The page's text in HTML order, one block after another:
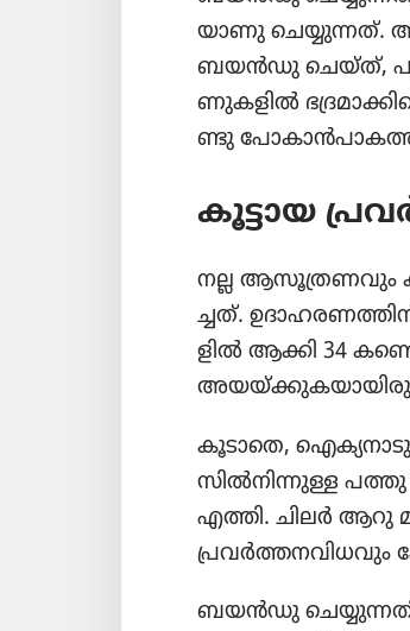
യാ​ണു ചെയ്യു​ന്നത്‌.
ബയൻഡു ചെയ്‌ത്‌,
ണു​ക​ളിൽ
ണ്ടു
കൂട്ടായ
നല്ല ആസൂ​ത്ര​ണ​വും
ച്ചത്‌.
ളിൽ ആക്കി 34
കൂടാതെ,
സിൽനി​ന്നു​ള്ള പത്തു
എത്തി. ചിലർ ആറു
പ്രവർത്ത​ന​വി​ധ​വും
ബയൻഡു